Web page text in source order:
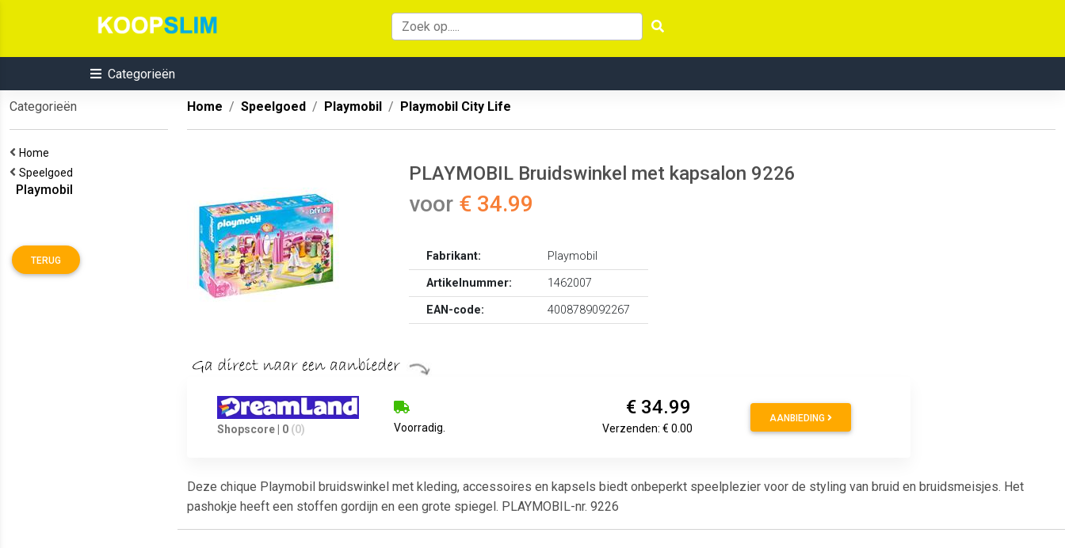
Categorieën
Categorieën
Home
Speelgoed
Playmobil
TERUG
Home Speelgoed Playmobil Playmobil City Life
PLAYMOBIL Bruidswinkel met kapsalon 9226
voor € 34.99
Fabrikant:
Playmobil
Artikelnummer:
1462007
EAN-code:
4008789092267
Shopscore | 0 (0) Voorradig.
€ 34.99
Verzenden: € 0.00
AANBIEDING
Deze chique Playmobil bruidswinkel met kleding, accessoires en kapsels biedt onbeperkt speelplezier voor de styling van bruid en bruidsmeisjes. Het
pashokje heeft een stoffen gordijn en een grote spiegel. PLAYMOBIL-nr. 9226